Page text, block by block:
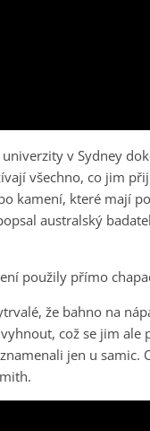
v Sydney
všechno, co jim
kamení, které mají
australský
použily přímo
že bahno na
což se jim
jen u